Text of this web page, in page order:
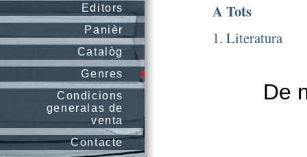
Editors
Panièr
Catalòg
Genres
Condicions
generalas de
venta
Contacte
A Tots
1. Literatura
De